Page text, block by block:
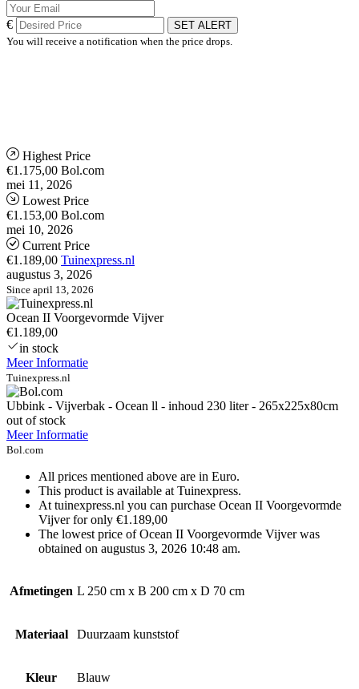
€
SET ALERT
You will receive a notification when the price drops.
Highest Price
€1.175,00 Bol.com
mei 11, 2026
Lowest Price
€1.153,00 Bol.com
mei 10, 2026
Current Price
€1.189,00 Tuinexpress.nl
augustus 3, 2026
Since april 13, 2026
Ocean II Voorgevormde Vijver
€1.189,00
in stock
Meer Informatie
Tuinexpress.nl
Ubbink - Vijverbak - Ocean ll - inhoud 230 liter - 265x225x80cm
out of stock
Meer Informatie
Bol.com
All prices mentioned above are in Euro.
This product is available at Tuinexpress.
At tuinexpress.nl you can purchase Ocean II Voorgevormde
Vijver for only €1.189,00
The lowest price of Ocean II Voorgevormde Vijver was
obtained on augustus 3, 2026 10:48 am.
Afmetingen L 250 cm x B 200 cm x D 70 cm
Materiaal Duurzaam kunststof
Kleur Blauw